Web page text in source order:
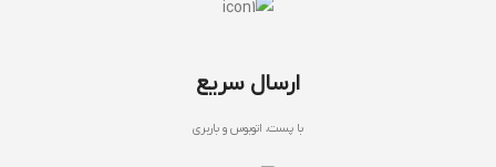
ارسال سریع
با پست، اتوبوس و باربری